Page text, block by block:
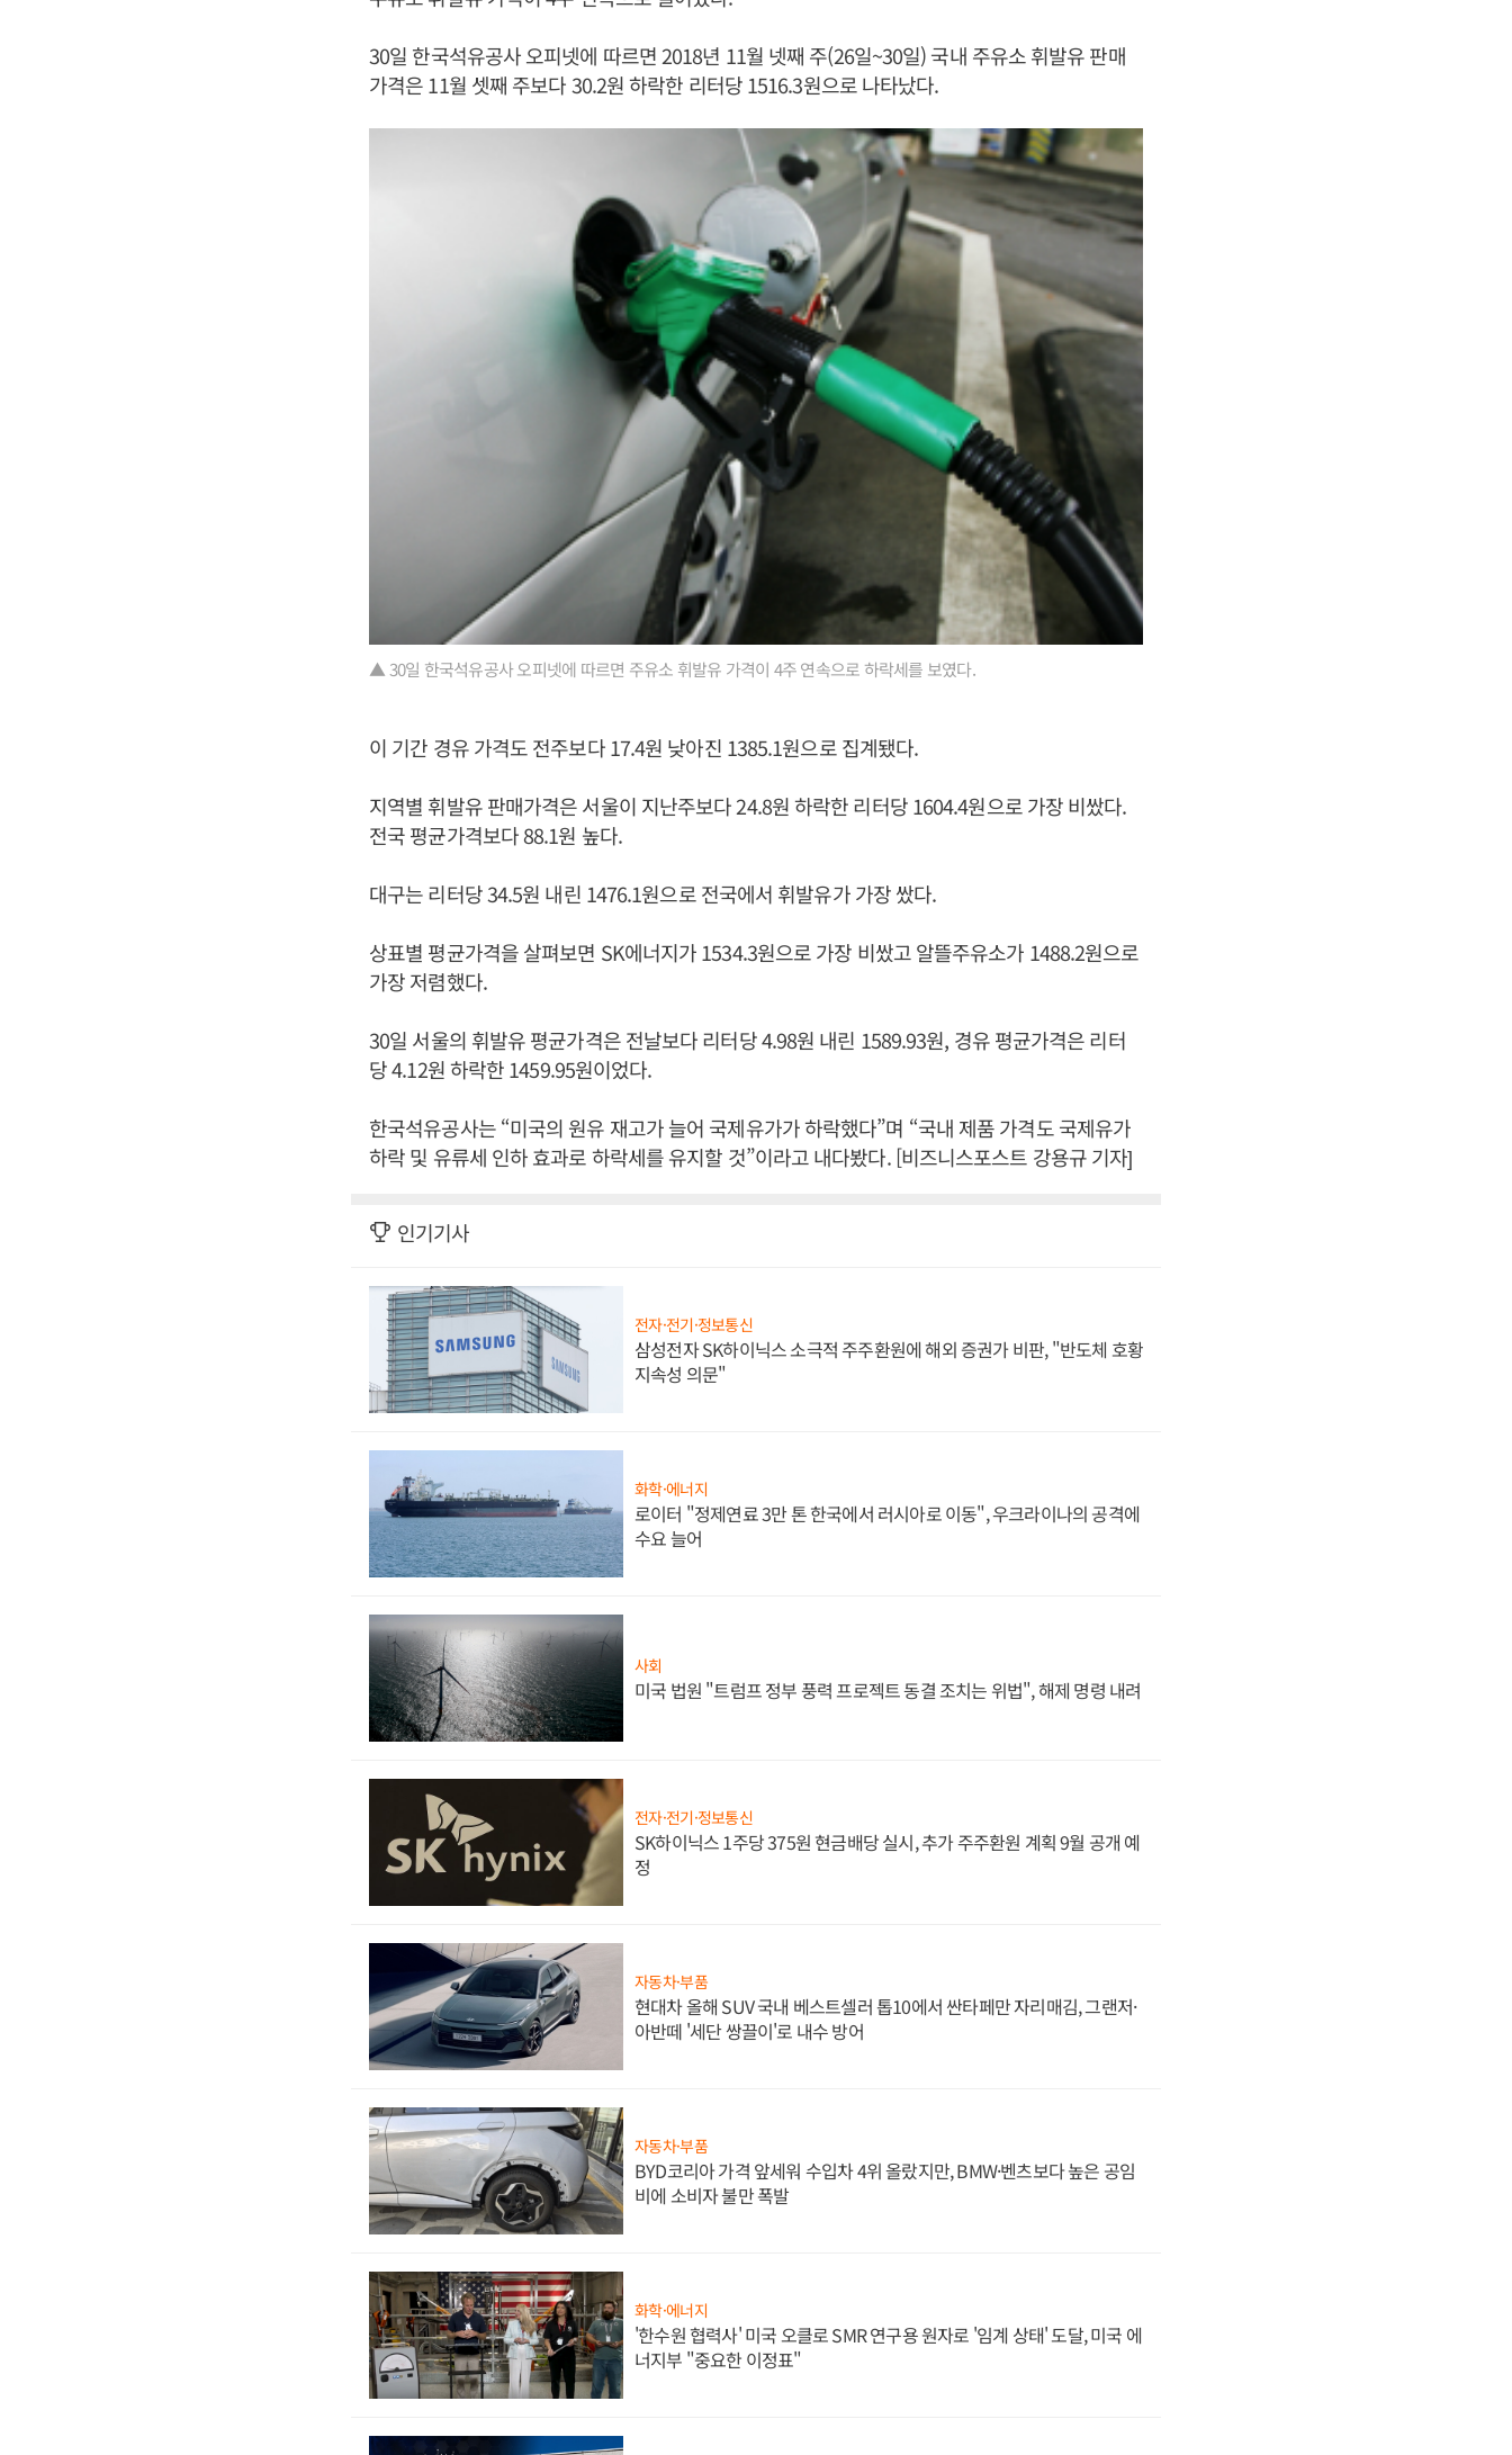
30일 한국석유공사 오피넷에 따르면 2018년 11월 넷째 주(26일~30일) 국내 주유소 휘발유 판매
가격은 11월 셋째 주보다 30.2원 하락한 리터당 1516.3원으로 나타났다.
▲ 30일 한국석유공사 오피넷에 따르면 주유소 휘발유 가격이 4주 연속으로 하락세를 보였다.
이 기간 경유 가격도 전주보다 17.4원 낮아진 1385.1원으로 집계됐다.
지역별 휘발유 판매가격은 서울이 지난주보다 24.8원 하락한 리터당 1604.4원으로 가장 비쌌다.
전국 평균가격보다 88.1원 높다.
대구는 리터당 34.5원 내린 1476.1원으로 전국에서 휘발유가 가장 쌌다.
상표별 평균가격을 살펴보면 SK에너지가 1534.3원으로 가장 비쌌고 알뜰주유소가 1488.2원으로
가장 저렴했다.
30일 서울의 휘발유 평균가격은 전날보다 리터당 4.98원 내린 1589.93원, 경유 평균가격은 리터
당 4.12원 하락한 1459.95원이었다.
한국석유공사는 “미국의 원유 재고가 늘어 국제유가가 하락했다”며 “국내 제품 가격도 국제유가
하락 및 유류세 인하 효과로 하락세를 유지할 것”이라고 내다봤다. [비즈니스포스트 강용규 기자]
인기기사
전자·전기·정보통신
삼성전자 SK하이닉스 소극적 주주환원에 해외 증권가 비판, "반도체 호황
지속성 의문"
화학·에너지
로이터 "정제연료 3만 톤 한국에서 러시아로 이동", 우크라이나의 공격에
수요 늘어
사회
미국 법원 "트럼프 정부 풍력 프로젝트 동결 조치는 위법", 해제 명령 내려
전자·전기·정보통신
SK하이닉스 1주당 375원 현금배당 실시, 추가 주주환원 계획 9월 공개 예
정
자동차·부품
현대차 올해 SUV 국내 베스트셀러 톱10에서 싼타페만 자리매김, 그랜저·
아반떼 '세단 쌍끌이'로 내수 방어
자동차·부품
BYD코리아 가격 앞세워 수입차 4위 올랐지만, BMW·벤츠보다 높은 공임
비에 소비자 불만 폭발
화학·에너지
'한수원 협력사' 미국 오클로 SMR 연구용 원자로 '임계 상태' 도달, 미국 에
너지부 "중요한 이정표"